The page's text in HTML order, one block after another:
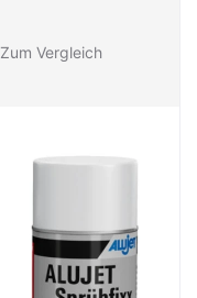
Zum Vergleich